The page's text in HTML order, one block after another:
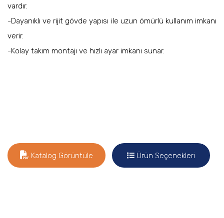
vardır.
-Dayanıklı ve rijit gövde yapısı ile uzun ömürlü kullanım imkanı
verir.
-Kolay takım montajı ve hızlı ayar imkanı sunar.
Katalog Görüntüle Ürün Seçenekleri